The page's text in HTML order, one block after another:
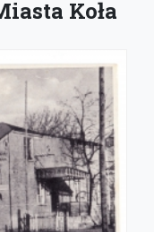
Koła